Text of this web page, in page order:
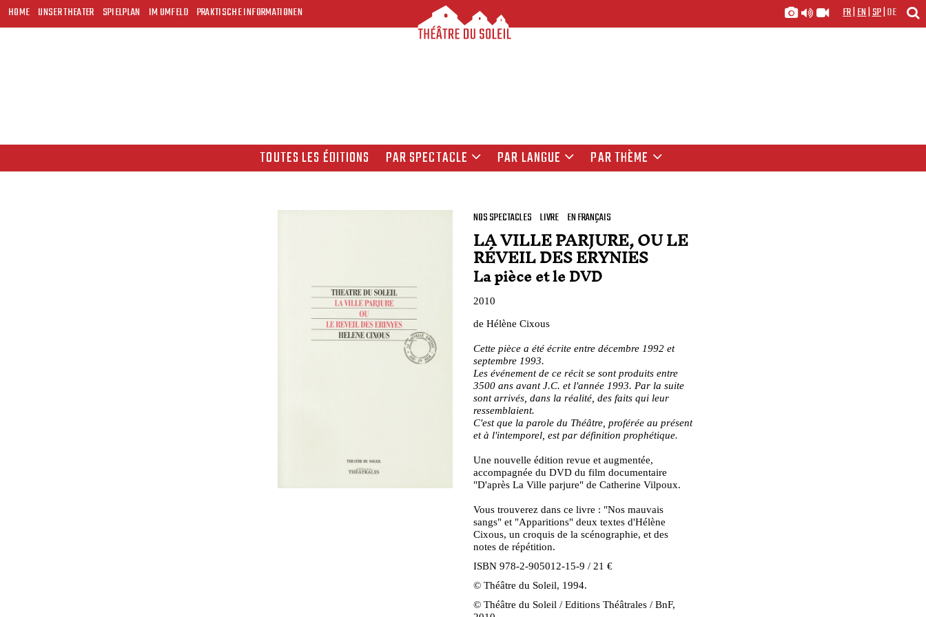
HOME UNSER THEATER SPIELPLAN IM UMFELD PRAKTISCHE INFORMATIONEN FR|EN|SP|DE
TOUTES LES ÉDITIONS PAR SPECTACLE PAR LANGUE PAR THÈME
NOS SPECTACLES LIVRE EN FRANÇAIS
LA VILLE PARJURE, OU LE
RÉVEIL DES ERYNIES
La pièce et le DVD
2010
de Hélène Cixous
Cette pièce a été écrite entre décembre 1992 et
septembre 1993.
Les événement de ce récit se sont produits entre
3500 ans avant J.C. et l'année 1993. Par la suite
sont arrivés, dans la réalité, des faits qui leur
ressemblaient.
C'est que la parole du Théâtre, proférée au présent
et à l'intemporel, est par définition prophétique.
Une nouvelle édition revue et augmentée,
accompagnée du DVD du film documentaire
"D'après La Ville parjure" de Catherine Vilpoux.
Vous trouverez dans ce livre : "Nos mauvais
sangs" et "Apparitions" deux textes d'Hélène
Cixous, un croquis de la scénographie, et des
notes de répétition.
ISBN 978-2-905012-15-9 / 21 €
© Théâtre du Soleil, 1994.
© Théâtre du Soleil / Editions Théâtrales / BnF,